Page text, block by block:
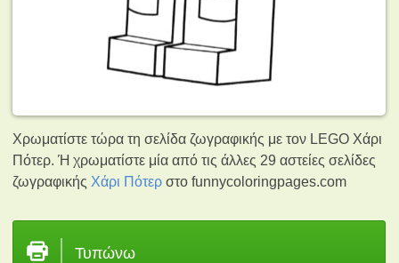
Χρωματίστε τώρα τη σελίδα ζωγραφικής με τον LEGO Χάρι
Πότερ. Ή χρωματίστε μία από τις άλλες 29 αστείες σελίδες
ζωγραφικής Χάρι Πότερ στο funnycoloringpages.com
Τυπώνω